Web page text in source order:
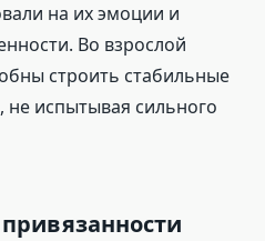
на их эмоции и
Во взрослой
строить стабильные
испытывая сильного